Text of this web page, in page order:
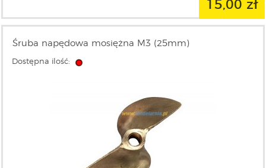
15,00 zł
Śruba napędowa mosiężna M3 (25mm)
Dostępna ilość: